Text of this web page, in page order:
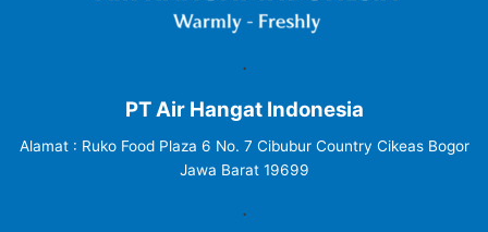
.
PT Air Hangat Indonesia
Alamat : Ruko Food Plaza 6 No. 7 Cibubur Country Cikeas Bogor
Jawa Barat 19699
.